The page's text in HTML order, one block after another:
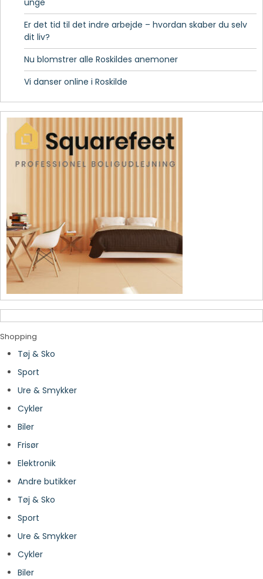
unge
Er det tid til det indre arbejde – hvordan skaber du selv
dit liv?
Nu blomstrer alle Roskildes anemoner
Vi danser online i Roskilde
Shopping
Tøj & Sko
Sport
Ure & Smykker
Cykler
Biler
Frisør
Elektronik
Andre butikker
Tøj & Sko
Sport
Ure & Smykker
Cykler
Biler